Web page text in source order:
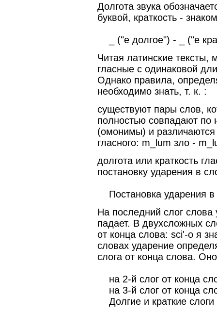
Долгота звука
буквой, краткость -
_ ("е долгое") - _ ("е
Читая латинские тексты,
гласные с одинаковой
Однако правила,
необходимо знать, т. к. :
существуют пары слов,
полностью совпадают
(омонимы) и различаются
гласного: m_lum зло -
долгота или краткость
постановку ударения в
Постановка ударения в
На последний слог слова
падает. В двухсложных
от конца слова: sci'-о я
словах ударение
слога от конца слова.
на 2-й слог от конца
на 3-й слог от конца
Долгие и краткие слоги